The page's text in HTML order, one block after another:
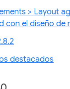
> Layout
con el diseño de
destacados